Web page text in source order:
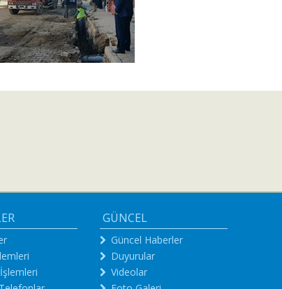
GÜNCEL
Güncel Haberler
Duyurular
Videolar